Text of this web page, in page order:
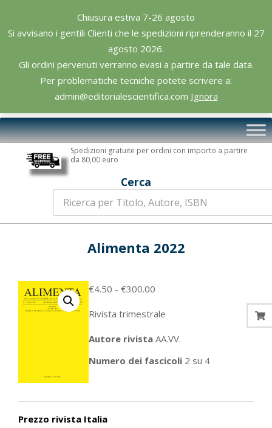
Chiusura estiva 7-26 agosto
Si avvisano i gentili Clienti che le spedizioni riprenderanno il 27
agosto 2026.
Gli ordini pervenuti verranno evasi a partire da tale data.
Per problematiche tecniche potete scrivere a:
admin@editorialescientifica.com Ignora
content
Editoriale
Scientifica
Primary
Navigation
Spedizioni gratuite per ordini con importo a partire
da 80,00 euro
Cerca
Alimenta 2022
€4.50 - €300.00
prezzo:
da
a
Rivista trimestrale
Autore rivista AA.VV.
Numero dei fascicoli 2 su 4
Prezzo rivista Italia